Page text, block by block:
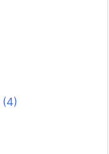
(4)